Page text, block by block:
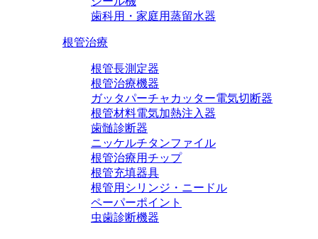
歯科用・家庭用蒸留水器
根管治療
根管長測定器
根管治療機器
ガッタパーチャカッター電気切断器
根管材料電気加熱注入器
歯髄診断器
ニッケルチタンファイル
根管治療用チップ
根管充填器具
根管用シリンジ・ニードル
ペーパーポイント
虫歯診断機器